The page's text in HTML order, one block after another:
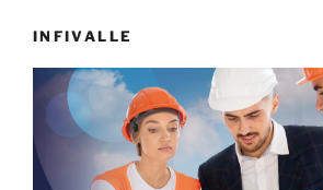
INFIVALLE